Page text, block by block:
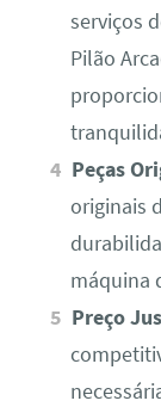
serviços
Pilão
Peças
originais
máquina
Preço